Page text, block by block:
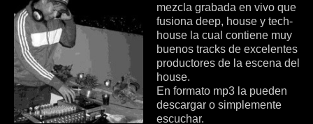
mezcla grabada en vivo que
fusiona deep, house y tech-
house la cual contiene muy
buenos tracks de excelentes
productores de la escena del
house.
En formato mp3 la pueden
descargar o simplemente
escuchar.